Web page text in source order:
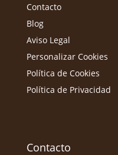
Contacto
Blog
Aviso Legal
Personalizar Cookies
Política de Cookies
Política de Privacidad
Contacto